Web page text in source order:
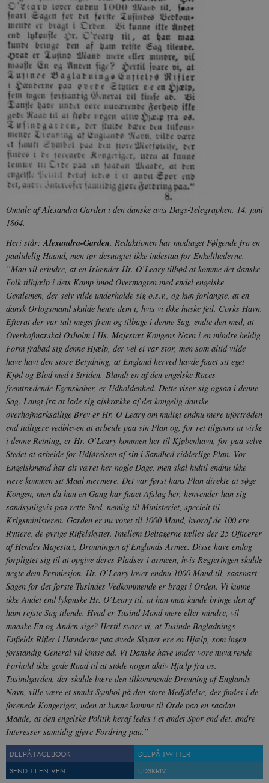
Omtale af Alexandra Garden i den danske avis Dags-Telegraphen, 14. juni
1864.
Heri står:Alexandra-Garden. Redaktionen har modtaget Følgende fra en
paalidelig Haand, men tør desuagtet ikke indestaa for Enkelthederne.
”Man vil erindre, at en Irlænder Hr. O’Leary tilbød at komme det danske
Folk tilhjælp i dets Kamp imod Overmagten med endel engelske
Gentlemen, der selv vilde underholde sig o.s.v., og kun forlangte, at en
dansk Orlogsmand skulde hente dem i, hvis vi ikke huske feil, Corks Havn.
Efterat der var talt meget frem og tilbage i denne Sag, endte den med, at
Overhofmarskal Oxholm i Hs. Majestæt Kongens Navn i en mindre heldig
Form frabad sig denne Hjælp, der vel ei var stor, men som altid vilde
have havt den store Betydning, at England herved havde faaet sit eget
Kjød og Blod med i Striden. Blandt en af den engelske Races
fremtrædende Egenskaber, er Udholdenhed. Dette viser sig ogsaa i denne
Sag. Langt fra at lade sig afskrække af det kongelig danske
overhofmarksallige Brev er Hr. O’Leary om muligt endnu mere ufortrøden
end tidligere vedbleven at arbeide paa sin Plan og, for ret tilgavns at virke
i denne Retning, er Hr. O’Leary kommen her til Kjøbenhavn, for paa selve
Stedet at arbeide for Udførelsen af sin i Sandhed ridderlige Plan. Vor
Engelskmand har alt været her nogle Dage, men skal hidtil endnu ikke
være kommen sit Maal nærmere. Det var først hans Plan direkte at søge
Kongen, men da han en Gang har faaet Afslag her, henvender han sig
sandsynligvis paa rette Sted, nemlig til Ministeriet, specielt til
Krigsministeren. Garden er nu voxet til 1000 Mand, hvoraf de 100 ere
Ryttere, de øvrige Riffelskytter. Imellem Deltagerne tælles der 25 Officerer
af Hendes Majestæt, Dronningen af Englands Armee. Disse have endog
forpligtet sig til at opgive deres Pladser i armeen, hvis Regjeringen skulde
negte dem Permiesjon. Hr. O’Leary lover endnu 1000 Mand til, saasnart
Sagen for det første Tusindes Vedkommende er bragt i Orden. Vi kunne
ikke Andet end lykønske Hr. O’Leary til, at han maa kunde bringe den af
ham rejste Sag tilende. Hvad er Tusind Mand mere eller mindre, vil
maaske En og Anden sige? Hertil svare vi, at Tusinde Bagladnings
Enfields Rifler i Hænderne paa øvede Skytter ere en Hjælp, som ingen
forstandig General vil kimse ad. Vi Danske have under vore nuværende
Forhold ikke gode Raad til at støde nogen aktiv Hjælp fra os.
Tusindgarden, der skulde bære den tilkommende Dronning af Englands
Navn, ville være et smukt Symbol på den store Medfølelse, der findes i de
forenede Kongeriger, uden at kunne komme til Orde paa en saadan
Maade, at den engelske Politik heraf ledes i et andet Spor end det, andre
Interesser samtidig gjøre Fordring paa.”
DEL PÅ FACEBOOK
DEL PÅ TWITTER
SEND TIL EN VEN
UDSKRIV
JSESSIONID
Oracle Corporation
.nr-data.net
CookieScriptConsent
CookieScript
danmarkshistorien.dk
XSRF-TOKEN danmarkshistoriendk.h5p.com 1 dag
__cf_bm
Cloudflare Inc.
.vimeo.com
Udbyder / Domæne
nmstat
Siteimprove A/S
.danmarkshistorien.dk
1 år 1
måned
CloudFront-
Key-Pair-Id
.h5p.com Session
_gid
Google LLC
.danmarkshistorien.dk
1 dag
danmarkshistoriendk.h5p.com
CloudFront-
Signature
.h5p.com Session
vuid
Vimeo.com Inc.
.vimeo.com
1 år 1
måned
CloudFront-
Region
.h5p.com
CloudFront-
.h5p.com
Navn
Udbyder /
Domæne
Udløb Beskrivelse
VISITOR_INFO1_LIVE
Google LLC
.youtube.com
6
måneder
Denne cookie
indstilles af
for at holde
videoer, der
indlejret i
websteder;
bruger den
gamle
Youtube-
NID
Google LLC
.google.com
måneder
3 dage
indstilles af
DoubleClick
ejes af
at hjælpe
oprette en
dine
vise dig
annoncer på
websteder.
YSC
Google LLC
.youtube.com
Session
YouTube til
visninger af
indlejrede
Navn
Udbyder /
Domæne
Udløb Beskrivelse
cf_clearance
Cloudflare,
Inc.
.podbean.com
1 år Podbean
Navn
Udbyder /
Domæne
Udløb
_cfuvid .vimeo.com
Session
VISITOR_PRIVACY_METADATA
YouTube
.youtube.com
6
måneder